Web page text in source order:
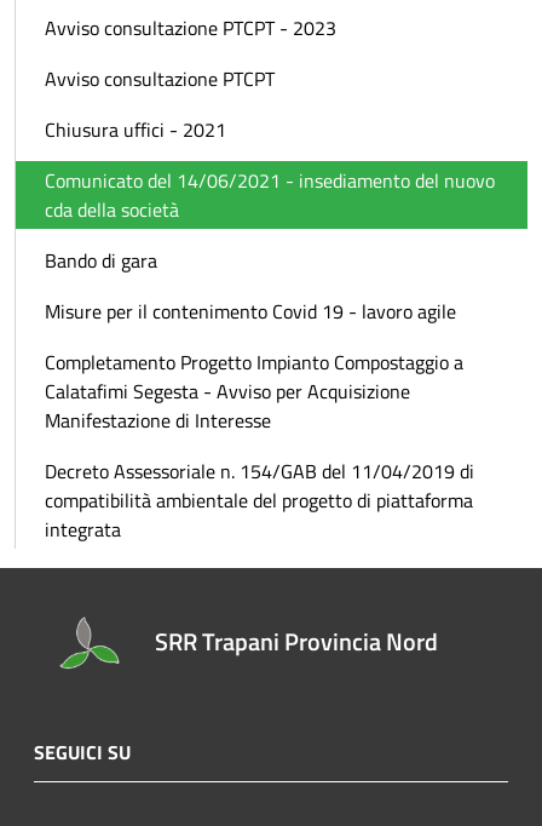
Avviso consultazione PTCPT - 2023
Avviso consultazione PTCPT
Chiusura uffici - 2021
Comunicato del 14/06/2021 - insediamento del nuovo
cda della società
Bando di gara
Misure per il contenimento Covid 19 - lavoro agile
Completamento Progetto Impianto Compostaggio a
Calatafimi Segesta - Avviso per Acquisizione
Manifestazione di Interesse
Decreto Assessoriale n. 154/GAB del 11/04/2019 di
compatibilità ambientale del progetto di piattaforma
integrata
SRR Trapani Provincia Nord
SEGUICI SU